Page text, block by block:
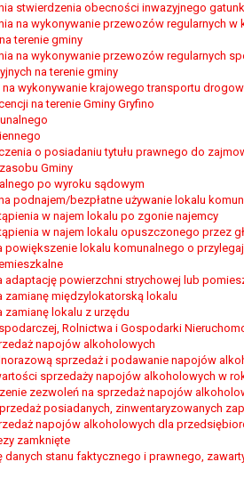
stwierdzenia obecności inwazyjnego
na wykonywanie przewozów regularnych
terenie gminy
na wykonywanie przewozów regularnych
na terenie gminy
na wykonywanie krajowego transportu
na terenie Gminy Gryfino
o posiadaniu tytułu prawnego do
Gminy
po wyroku sądowym
podnajem/bezpłatne używanie lokalu
w najem lokalu po zgonie najemcy
w najem lokalu opuszczonego przez
powiększenie lokalu komunalnego o
adaptację powierzchni strychowej lub
zamianę międzylokatorską lokalu
zamianę lokalu z urzędu
Rolnictwa i Gospodarki
napojów alkoholowych
sprzedaż i podawanie napojów
sprzedaży napojów alkoholowych w
zezwoleń na sprzedaż napojów
posiadanych, zinwentaryzowanych
napojów alkoholowych dla
zamknięte
danych stanu faktycznego i prawnego,
21 RODO, wobec przetwarzania
w interesie publicznym lub w
uzasadnionych interesów
wniesienia sprzeciwu, administrator
nadrzędnych wobec
zgody osoby na przetwarzanie
wpływu na zgodność przetwarzania,
na niezgodne z prawem
Danych Osobowych.
danych osobowych jest dobrowolne
decyzji, w tym również profilowaniu.